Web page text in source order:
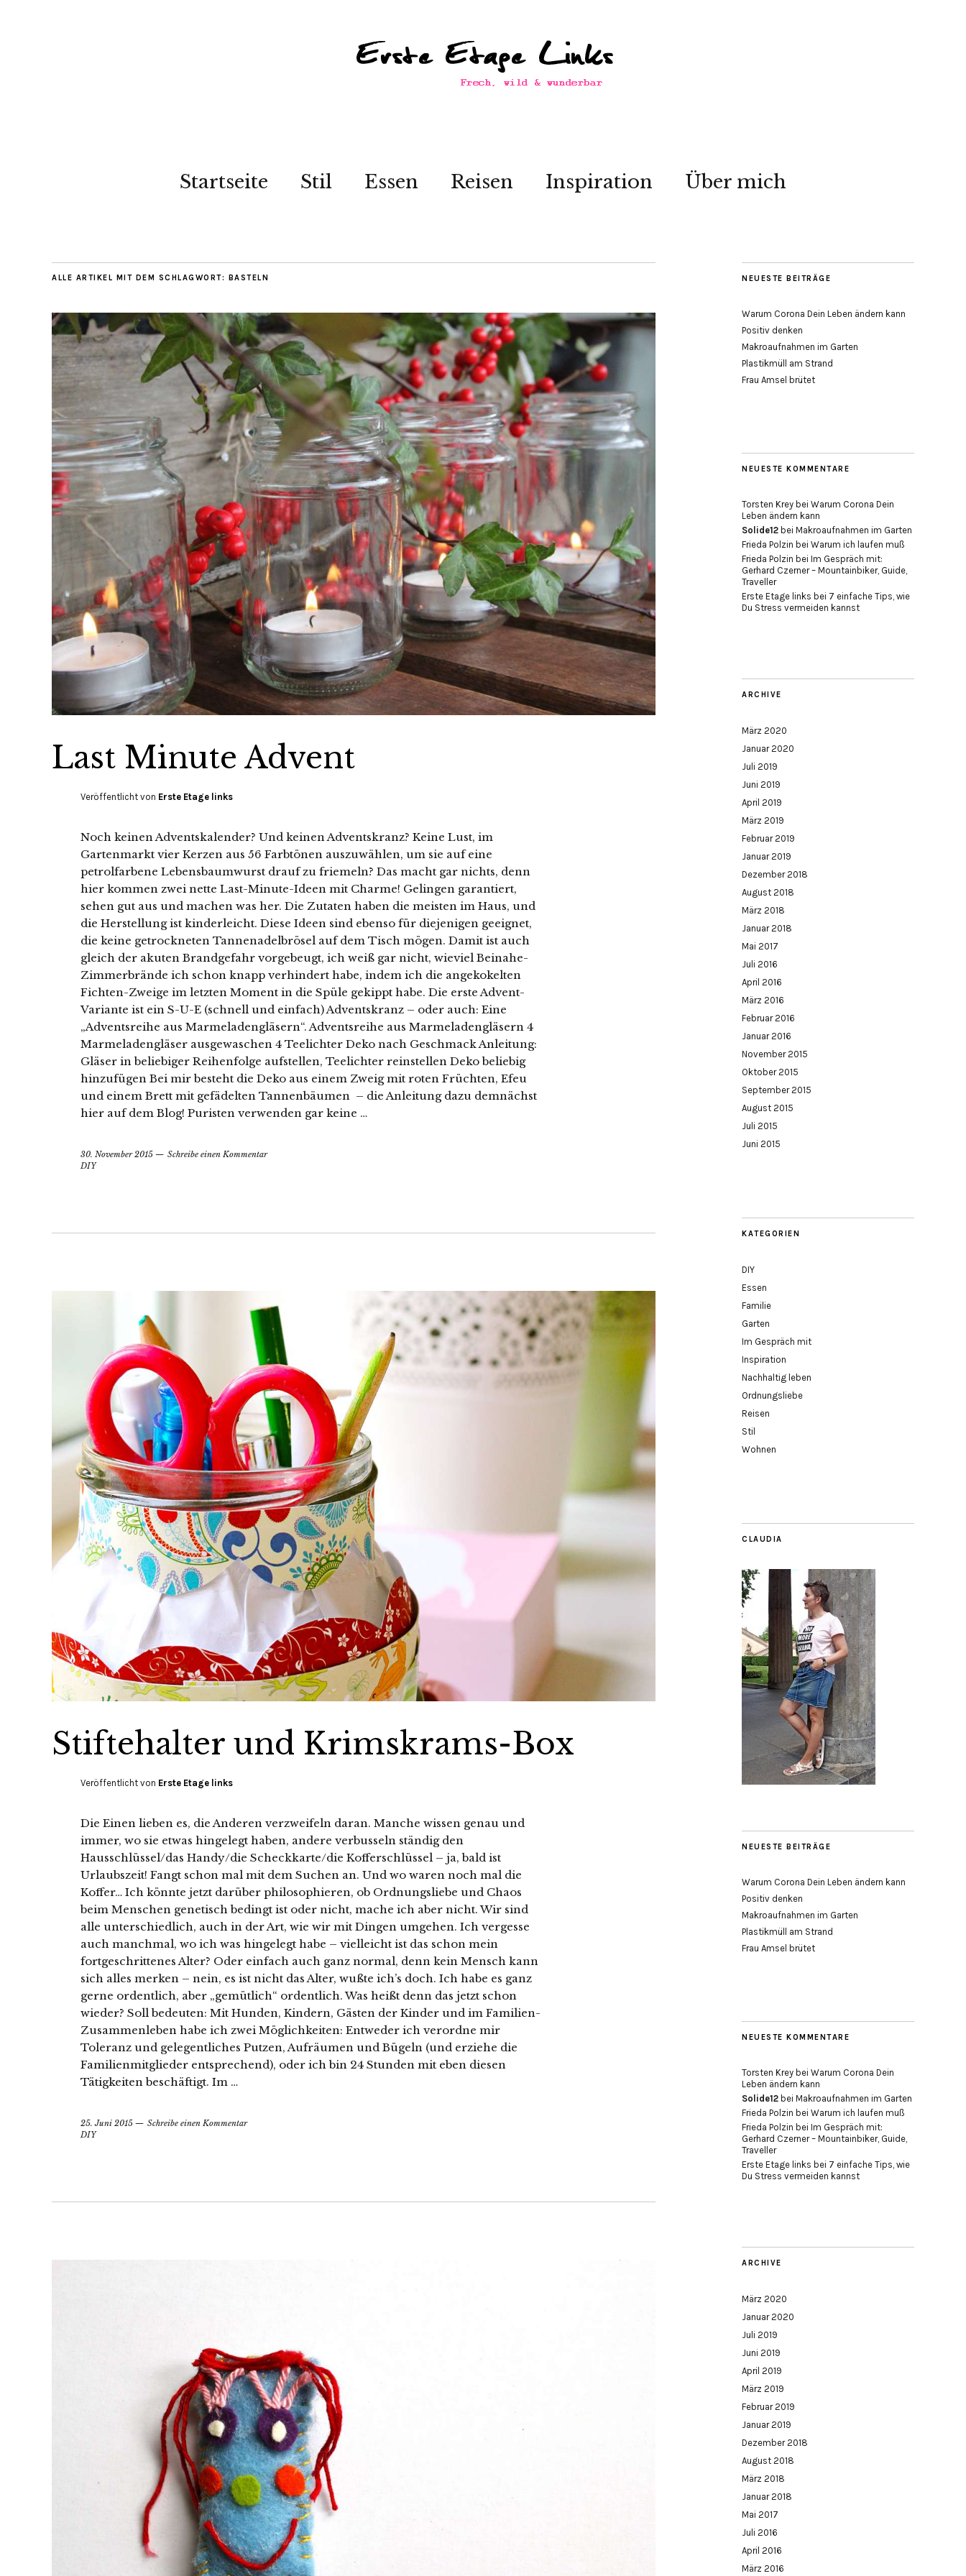
Startseite Stil Essen Reisen Inspiration Über mich
ALLE ARTIKEL MIT DEM SCHLAGWORT: BASTELN
Last Minute Advent
Veröffentlicht von Erste Etage links
Noch keinen Adventskalender? Und keinen Adventskranz? Keine Lust, im
Gartenmarkt vier Kerzen aus 56 Farbtönen auszuwählen, um sie auf eine
petrolfarbene Lebensbaumwurst drauf zu friemeln? Das macht gar nichts, denn
hier kommen zwei nette Last-Minute-Ideen mit Charme! Gelingen garantiert,
sehen gut aus und machen was her. Die Zutaten haben die meisten im Haus, und
die Herstellung ist kinderleicht. Diese Ideen sind ebenso für diejenigen geeignet,
die keine getrockneten Tannenadelbrösel auf dem Tisch mögen. Damit ist auch
gleich der akuten Brandgefahr vorgebeugt, ich weiß gar nicht, wieviel Beinahe-
Zimmerbrände ich schon knapp verhindert habe, indem ich die angekokelten
Fichten-Zweige im letzten Moment in die Spüle gekippt habe. Die erste Advent-
Variante ist ein S-U-E (schnell und einfach) Adventskranz – oder auch: Eine
„Adventsreihe aus Marmeladengläsern“. Adventsreihe aus Marmeladengläsern 4
Marmeladengläser ausgewaschen 4 Teelichter Deko nach Geschmack Anleitung:
Gläser in beliebiger Reihenfolge aufstellen, Teelichter reinstellen Deko beliebig
hinzufügen Bei mir besteht die Deko aus einem Zweig mit roten Früchten, Efeu
und einem Brett mit gefädelten Tannenbäumen – die Anleitung dazu demnächst
hier auf dem Blog! Puristen verwenden gar keine …
30. November 2015
Schreibe einen Kommentar
DIY
Stiftehalter und Krimskrams-Box
Veröffentlicht von Erste Etage links
Die Einen lieben es, die Anderen verzweifeln daran. Manche wissen genau und
immer, wo sie etwas hingelegt haben, andere verbusseln ständig den
Hausschlüssel/das Handy/die Scheckkarte/die Kofferschlüssel – ja, bald ist
Urlaubszeit! Fangt schon mal mit dem Suchen an. Und wo waren noch mal die
Koffer… Ich könnte jetzt darüber philosophieren, ob Ordnungsliebe und Chaos
beim Menschen genetisch bedingt ist oder nicht, mache ich aber nicht. Wir sind
alle unterschiedlich, auch in der Art, wie wir mit Dingen umgehen. Ich vergesse
auch manchmal, wo ich was hingelegt habe – vielleicht ist das schon mein
fortgeschrittenes Alter? Oder einfach auch ganz normal, denn kein Mensch kann
sich alles merken – nein, es ist nicht das Alter, wußte ich’s doch. Ich habe es ganz
gerne ordentlich, aber „gemütlich“ ordentlich. Was heißt denn das jetzt schon
wieder? Soll bedeuten: Mit Hunden, Kindern, Gästen der Kinder und im Familien-
Zusammenleben habe ich zwei Möglichkeiten: Entweder ich verordne mir
Toleranz und gelegentliches Putzen, Aufräumen und Bügeln (und erziehe die
Familienmitglieder entsprechend), oder ich bin 24 Stunden mit eben diesen
Tätigkeiten beschäftigt. Im …
25. Juni 2015
Schreibe einen Kommentar
DIY
NEUESTE BEITRÄGE
Warum Corona Dein Leben ändern kann
Positiv denken
Makroaufnahmen im Garten
Plastikmüll am Strand
Frau Amsel brütet
NEUESTE KOMMENTARE
Torsten Krey bei Warum Corona Dein
Leben ändern kann
Solide12 bei Makroaufnahmen im Garten
Frieda Polzin bei Warum ich laufen muß
Frieda Polzin bei Im Gespräch mit:
Gerhard Czerner – Mountainbiker, Guide,
Traveller
Erste Etage links bei 7 einfache Tips, wie
Du Stress vermeiden kannst
ARCHIVE
März 2020
Januar 2020
Juli 2019
Juni 2019
April 2019
März 2019
Februar 2019
Januar 2019
Dezember 2018
August 2018
März 2018
Januar 2018
Mai 2017
Juli 2016
April 2016
März 2016
Februar 2016
Januar 2016
November 2015
Oktober 2015
September 2015
August 2015
Juli 2015
Juni 2015
KATEGORIEN
DIY
Essen
Familie
Garten
Im Gespräch mit
Inspiration
Nachhaltig leben
Ordnungsliebe
Reisen
Stil
Wohnen
CLAUDIA
NEUESTE BEITRÄGE
Warum Corona Dein Leben ändern kann
Positiv denken
Makroaufnahmen im Garten
Plastikmüll am Strand
Frau Amsel brütet
NEUESTE KOMMENTARE
Torsten Krey bei Warum Corona Dein
Leben ändern kann
Solide12 bei Makroaufnahmen im Garten
Frieda Polzin bei Warum ich laufen muß
Frieda Polzin bei Im Gespräch mit:
Gerhard Czerner – Mountainbiker, Guide,
Traveller
Erste Etage links bei 7 einfache Tips, wie
Du Stress vermeiden kannst
ARCHIVE
März 2020
Januar 2020
Juli 2019
Juni 2019
April 2019
März 2019
Februar 2019
Januar 2019
Dezember 2018
August 2018
März 2018
Januar 2018
Mai 2017
Juli 2016
April 2016
März 2016